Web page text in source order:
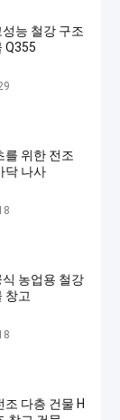
능 철강 구조
Q355
실
를 위한 전조
닥 나사
앵커
농업용 철강
창고
물
조 다층 건물 H